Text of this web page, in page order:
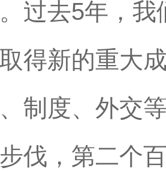
过去5年，
得新的重大
制度、外交
伐，第二个